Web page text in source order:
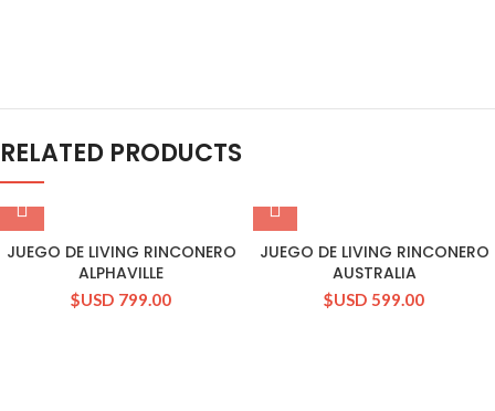
RELATED PRODUCTS
JUEGO DE LIVING RINCONERO
ALPHAVILLE
$USD 799.00
JUEGO DE LIVING RINCONERO
AUSTRALIA
$USD 599.00